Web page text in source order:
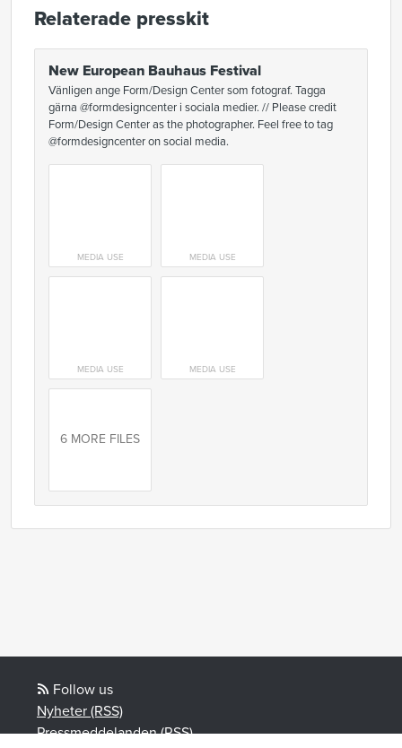
Relaterade presskit
New European Bauhaus Festival
Vänligen ange Form/Design Center som fotograf. Tagga
gärna @formdesigncenter i sociala medier. // Please credit
Form/Design Center as the photographer. Feel free to tag
@formdesigncenter on social media.
MEDIA USE MEDIA USE
MEDIA USE MEDIA USE
6 MORE FILES
Follow us
Nyheter (RSS)
Pressmeddelanden (RSS)